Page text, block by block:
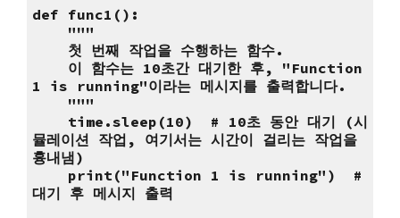
def func1():
"""
첫 번째 작업을 수행하는 함수.
이 함수는 10초간 대기한 후, "Function
1 is running"이라는 메시지를 출력합니다.
"""
time.sleep(10) # 10초 동안 대기 (시
뮬레이션 작업, 여기서는 시간이 걸리는 작업을
흉내냄)
print("Function 1 is running") #
대기 후 메시지 출력